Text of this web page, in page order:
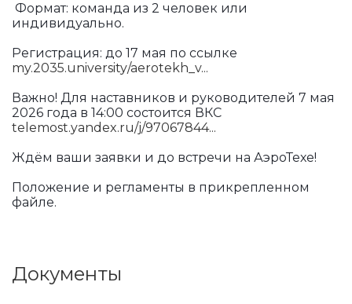
Формат: команда из 2 человек или
индивидуально.
Регистрация: до 17 мая по ссылке
my.2035.university/aerotekh_v...
Важно! Для наставников и руководителей 7 мая
2026 года в 14:00 состоится ВКС
telemost.yandex.ru/j/97067844...
Ждём ваши заявки и до встречи на АэроТехе!
Положение и регламенты в прикрепленном
файле.
Документы